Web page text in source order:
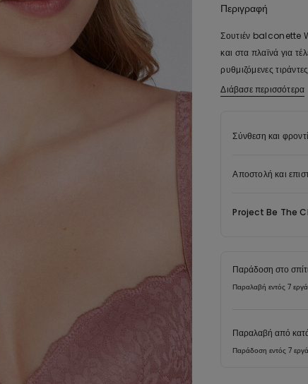
Περιγραφή
Σουτιέν balconette
και στα πλαϊνά για
ρυθμιζόμενες
Το πολυαμίδιο της
υφασμάτων που δεν
Διάβασε περισσότερα
Σύνθεση και
Αποστολή και
Project Be The
Παράδοση στο σπίτι
Παραλαβή εντός 7
Παραλαβή από
Παράδοση εντός 7